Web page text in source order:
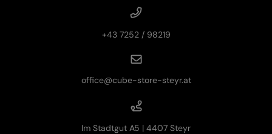
+43 7252 / 98219
office@cube-store-steyr.at
Im Stadtgut A5 | 4407 Steyr